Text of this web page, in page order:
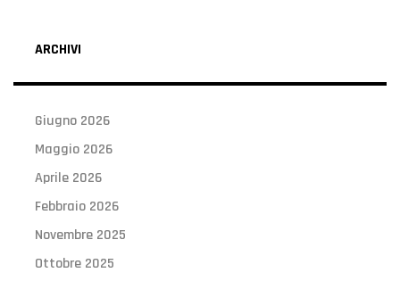
ARCHIVI
Giugno 2026
Maggio 2026
Aprile 2026
Febbraio 2026
Novembre 2025
Ottobre 2025